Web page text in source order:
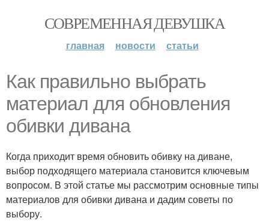
СОВРЕМЕННАЯ ДЕВУШКА
главная новости статьи
Как правильно выбрать
материал для обновления
обивки дивана
Когда приходит время обновить обивку на диване,
выбор подходящего материала становится ключевым
вопросом. В этой статье мы рассмотрим основные типы
материалов для обивки дивана и дадим советы по
выбору.